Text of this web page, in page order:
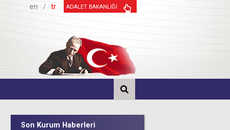
en / tr ADALET BAKANLIĞI
Son Kurum Haberleri